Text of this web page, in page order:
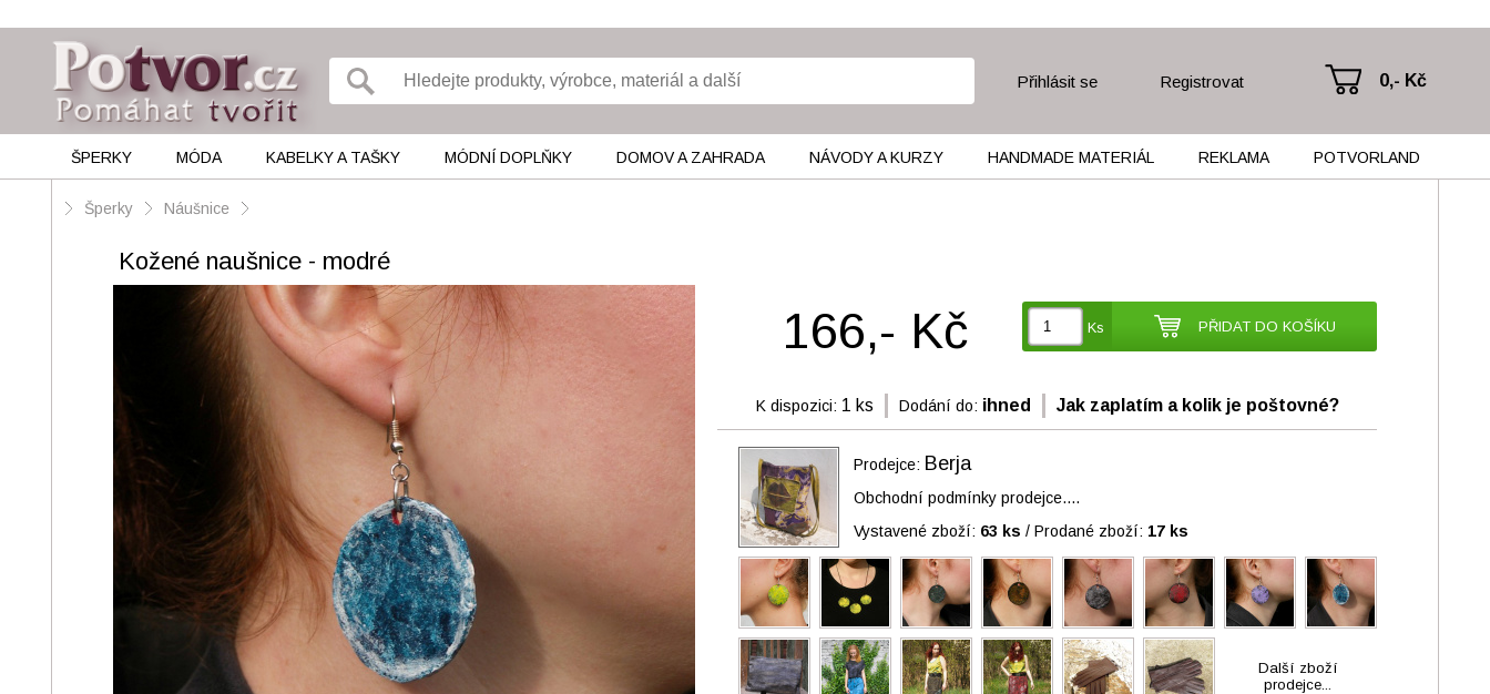
Přihlásit se Registrovat 0,- Kč
ŠPERKY MÓDA KABELKY A TAŠKY MÓDNÍ DOPLŇKY DOMOV A ZAHRADA NÁVODY A KURZY HANDMADE MATERIÁL REKLAMA POTVORLAND
Šperky Náušnice
Kožené naušnice - modré
166,- Kč Ks PŘIDAT DO KOŠÍKU
K dispozici: 1 ks Dodání do: ihned Jak zaplatím a kolik je poštovné?
Prodejce: Berja
Obchodní podmínky prodejce....
Vystavené zboží: 63 ks / Prodané zboží: 17 ks
Další zboží
prodejce...